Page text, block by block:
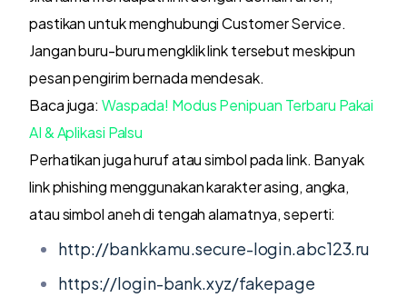
pastikan untuk menghubungi Customer Service.
Jangan buru-buru mengklik link tersebut meskipun
pesan pengirim bernada mendesak.
Baca juga: Waspada! Modus Penipuan Terbaru Pakai
AI & Aplikasi Palsu
Perhatikan juga huruf atau simbol pada link. Banyak
link phishing menggunakan karakter asing, angka,
atau simbol aneh di tengah alamatnya, seperti:
http://bankkamu.secure-login.abc123.ru
https://login-bank.xyz/fakepage